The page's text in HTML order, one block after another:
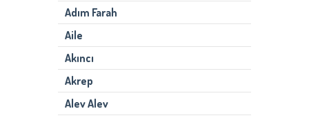
Adım Farah
Aile
Akıncı
Akrep
Alev Alev